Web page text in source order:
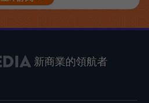
新商業的領航者